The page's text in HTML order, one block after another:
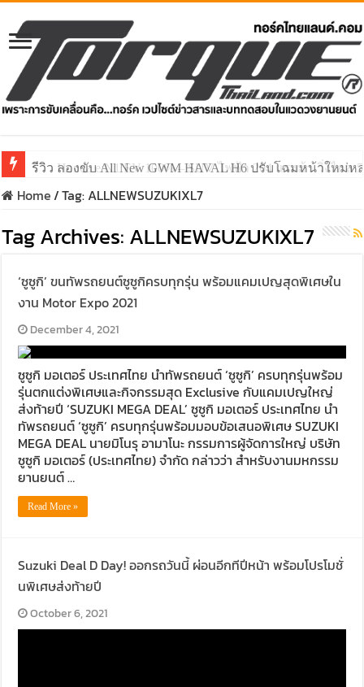
รีวิว ลองขับ All New GWM HAVAL H6 ปรับโฉมหน้าใหม่
Home/Tag:ALLNEWSUZUKIXL7
Tag Archives: ALLNEWSUZUKIXL7
‘ซูซูกิ’ ขนทัพรถยนต์ซูซูกิครบทุกรุ่น พร้อมแคมเปญสุดพิเศษใน
งาน Motor Expo 2021
December 4, 2021
ซูซูกิ มอเตอร์ ประเทศไทย นำทัพรถยนต์ ‘ซูซูกิ’ ครบทุกรุ่นพร้อม
รุ่นตกแต่งพิเศษและกิจกรรมสุด Exclusive กับแคมเปญใหญ่
ส่งท้ายปี ‘SUZUKI MEGA DEAL’ ซูซูกิ มอเตอร์ ประเทศไทย นำ
ทัพรถยนต์ ‘ซูซูกิ’ ครบทุกรุ่นพร้อมมอบข้อเสนอพิเศษ SUZUKI
MEGA DEAL นายมิโนรุ อามาโนะ กรรมการผู้จัดการใหญ่ บริษัท
ซูซูกิ มอเตอร์ (ประเทศไทย) จำกัด กล่าวว่า สำหรับงานมหกรรม
ยานยนต์ …
Read More »
Suzuki Deal D Day! ออกรถวันนี้ ผ่อนอีกทีปีหน้า พร้อมโปรโมชั่
นพิเศษส่งท้ายปี
October 6, 2021